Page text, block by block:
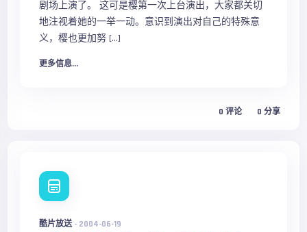
剧场上演了。 这可是樱第一次上台演出，大家都关切
地注视着她的一举一动。意识到演出对自己的特殊意
义，樱也更加努 […]
更多信息...
0 评论 0 分享
酷片放送- 2004-06-19